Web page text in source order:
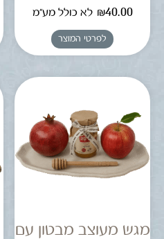
₪40.00 לא כולל מע"מ
לפרטי המוצר
מגש מעוצב מבטון עם